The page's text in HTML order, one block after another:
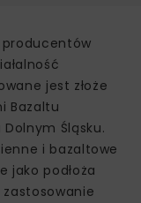
producentów
jest złoże
Bazaltu
Śląsku.
i bazaltowe
jako podłoża